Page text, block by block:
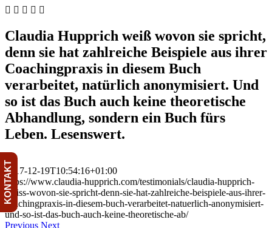
Skip
content
Claudia Hupprich weiß wovon sie spricht,
denn sie hat zahlreiche Beispiele aus ihrer
Coachingpraxis in diesem Buch
verarbeitet, natürlich anonymisiert. Und
so ist das Buch auch keine theoretische
Abhandlung, sondern ein Buch fürs
Leben. Lesenswert.
5
2017-12-19T10:54:16+01:00
https://www.claudia-hupprich.com/testimonials/claudia-hupprich-
weiss-wovon-sie-spricht-denn-sie-hat-zahlreiche-beispiele-aus-ihrer-
coachingpraxis-in-diesem-buch-verarbeitet-natuerlich-anonymisiert-
und-so-ist-das-buch-auch-keine-theoretische-ab/
Previous Next
KONTAKT